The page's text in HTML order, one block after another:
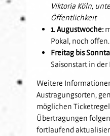
Viktoria Köln,
Öffentlichkeit
1. Augustwoche:
Pokal, noch offen.
Freitag bis
Saisonstart in
Weitere
Austragungsorten,
möglichen
Übertragungen
fortlaufend